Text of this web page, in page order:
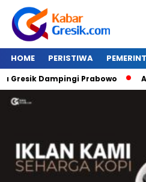
HOME PERISTIWA
Dampingi Prabowo